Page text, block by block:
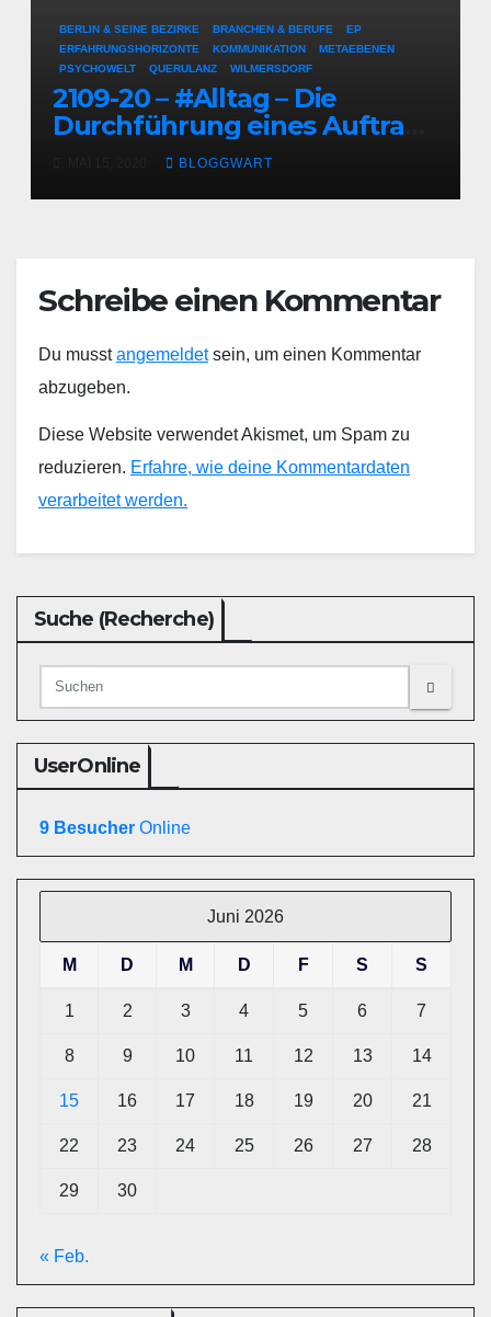
BERLIN & SEINE BEZIRKE BRANCHEN & BERUFE
EP
ERFAHRUNGSHORIZONTE
KOMMUNIKATION
METAEBENEN
PSYCHOWELT
QUERULANZ WILMERSDORF
2109-20 – #Alltag – Die
Durchführung eines Auftrags
mit einer Querulantenklausel
BLOGGWART
Schreibe einen Kommentar
Du musstangemeldetsein, um einen Kommentar
abzugeben.
Diese Website verwendet Akismet, um Spam zu
reduzieren. Erfahre, wie deine Kommentardaten
verarbeitet werden.
Suche (Recherche)
UserOnline
9 Besucher Online
Juni 2026
M D M D F S S
1 2 3 4 5 6 7
8 9 10 11 12 13 14
15 16 17 18 19 20 21
22 23 24 25 26 27 28
29 30
« Feb.